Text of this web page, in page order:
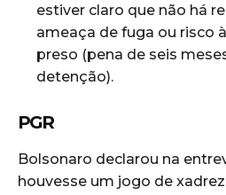
estiver claro que não há
ameaça de fuga ou risco
preso (pena de seis
detenção).
PGR
Bolsonaro declarou na
houvesse um jogo de